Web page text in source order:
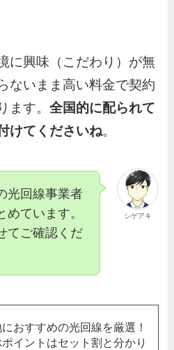
に興味（こだわり）が無
ないまま高い料金で契約
ます。全国的に配られて
けてくださいね。
シゲアキ
光回線事業者
めています。
てご確認くだ
おすすめの光回線を厳選！
イントはセット割と分かり